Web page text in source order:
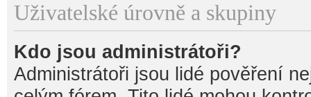
Uživatelské úrovně a skupiny
Kdo jsou administrátoři?
Administrátoři jsou lidé pověření